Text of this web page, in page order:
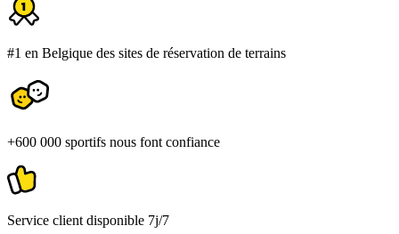
#1 en Belgique des sites de réservation de terrains
+600 000 sportifs nous font confiance
Service client disponible 7j/7